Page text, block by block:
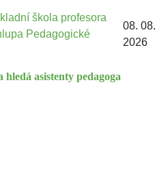
škola profesora
Pedagogické
08. 08.
2026
asistenty pedagoga